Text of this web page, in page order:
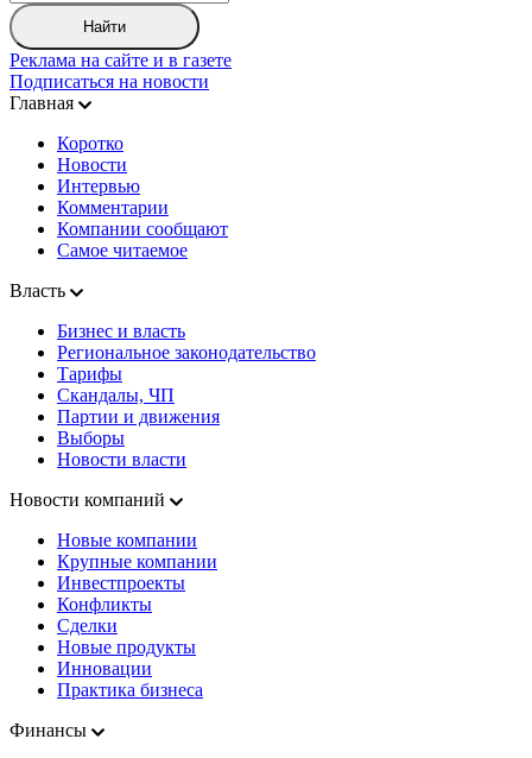
Найти
Реклама на сайте и в газете
Подписаться на новости
Главная
Коротко
Новости
Интервью
Комментарии
Компании сообщают
Самое читаемое
Власть
Бизнес и власть
Региональное законодательство
Тарифы
Скандалы, ЧП
Партии и движения
Выборы
Новости власти
Новости компаний
Новые компании
Крупные компании
Инвестпроекты
Конфликты
Сделки
Новые продукты
Инновации
Практика бизнеса
Финансы